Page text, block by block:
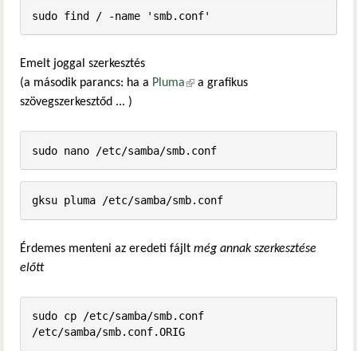
Emelt joggal szerkesztés
(a második parancs: ha a Pluma(külső hivatkozás)
a grafikus
szövegszerkesztőd ... )
sudo nano /etc/samba/smb.conf
gksu pluma /etc/samba/smb.conf
Érdemes menteni az eredeti fájlt még annak szerkesztése
előtt
sudo cp /etc/samba/smb.conf
/etc/samba/smb.conf.ORIG